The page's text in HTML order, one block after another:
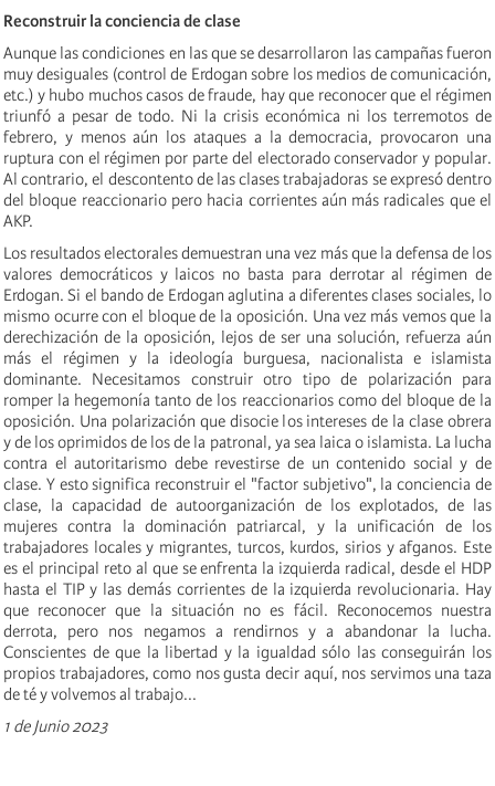
Reconstruir la conciencia de clase
Aunque las condiciones en las que se desarrollaron las campañas fueron
muy desiguales (control de Erdogan sobre los medios de comunicación,
etc.) y hubo muchos casos de fraude, hay que reconocer que el régimen
triunfó a pesar de todo. Ni la crisis económica ni los terremotos de
febrero, y menos aún los ataques a la democracia, provocaron una
ruptura con el régimen por parte del electorado conservador y popular.
Al contrario, el descontento de las clases trabajadoras se expresó dentro
del bloque reaccionario pero hacia corrientes aún más radicales que el
AKP.
Los resultados electorales demuestran una vez más que la defensa de los
valores democráticos y laicos no basta para derrotar al régimen de
Erdogan. Si el bando de Erdogan aglutina a diferentes clases sociales, lo
mismo ocurre con el bloque de la oposición. Una vez más vemos que la
derechización de la oposición, lejos de ser una solución, refuerza aún
más el régimen y la ideología burguesa, nacionalista e islamista
dominante. Necesitamos construir otro tipo de polarización para
romper la hegemonía tanto de los reaccionarios como del bloque de la
oposición. Una polarización que disocie los intereses de la clase obrera
y de los oprimidos de los de la patronal, ya sea laica o islamista. La lucha
contra el autoritarismo debe revestirse de un contenido social y de
clase. Y esto significa reconstruir el "factor subjetivo", la conciencia de
clase, la capacidad de autoorganización de los explotados, de las
mujeres contra la dominación patriarcal, y la unificación de los
trabajadores locales y migrantes, turcos, kurdos, sirios y afganos. Este
es el principal reto al que se enfrenta la izquierda radical, desde el HDP
hasta el TIP y las demás corrientes de la izquierda revolucionaria. Hay
que reconocer que la situación no es fácil. Reconocemos nuestra
derrota, pero nos negamos a rendirnos y a abandonar la lucha.
Conscientes de que la libertad y la igualdad sólo las conseguirán los
propios trabajadores, como nos gusta decir aquí, nos servimos una taza
de té y volvemos al trabajo...
1 de Junio 2023